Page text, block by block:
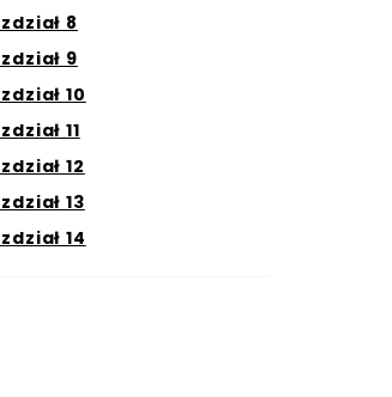
8
9
10
11
12
13
14